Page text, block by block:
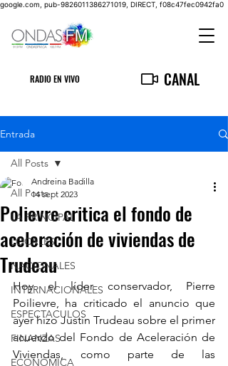
google.com, pub-9826011386271019, DIRECT, f08c47fec0942fa0
RADIO EN VIVO CANAL
Entrada
All Posts
LA PRINCIPAL
LOCALES
NACIONALES
INTERNACIONALES
ESPECTACULOS
FINANZAS
ECONÓMICA
All Posts
Polievre critica el fondo de
aceleración de viviendas de
Trudeau
Andreina Badilla
14 sept 2023
Hoy el líder conservador, Pierre
Poilievre, ha criticado el anuncio que
ayer hizo Justin Trudeau sobre el primer
acuerdo del Fondo de Aceleración de
Viviendas, como parte de las